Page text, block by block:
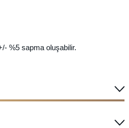
%5 sapma oluşabilir.